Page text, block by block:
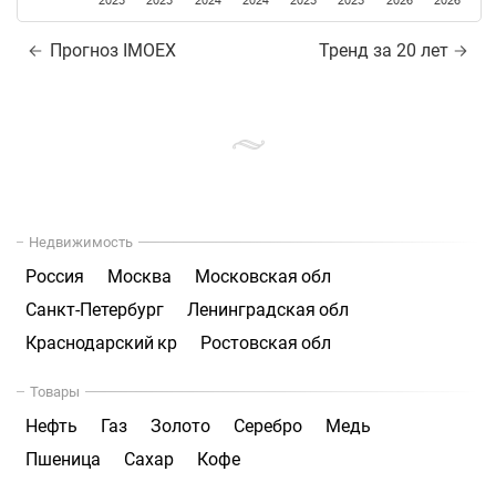
Прогноз IMOEX Тренд за 20 лет
Недвижимость
Россия Москва
Московская обл
Санкт-Петербург
Ленинградская обл
Краснодарский кр
Ростовская обл
Товары
Нефть Газ Золото Серебро
Медь
Пшеница
Сахар Кофе